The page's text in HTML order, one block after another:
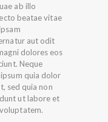
ab illo
beatae vitae
aut odit
dolores eos
Neque
quia dolor
sed quia non
ut labore et